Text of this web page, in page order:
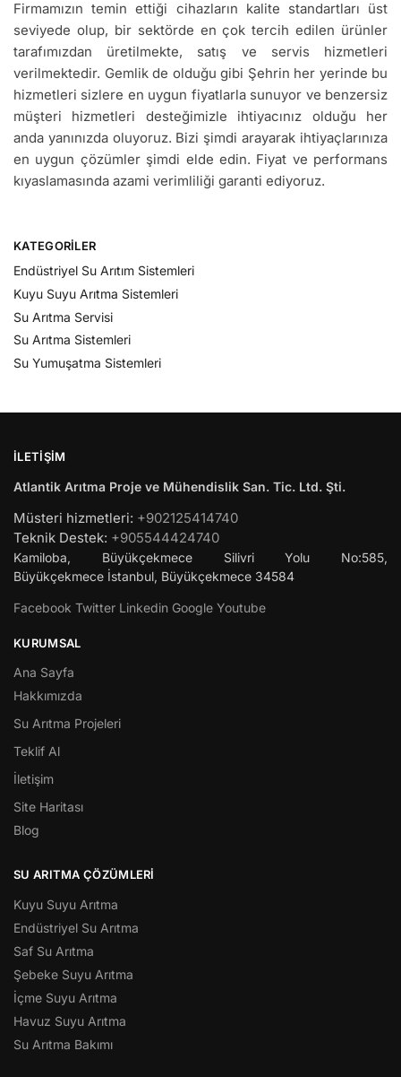
Firmamızın temin ettiği cihazların kalite standartları üst
seviyede olup, bir sektörde en çok tercih edilen ürünler
tarafımızdan üretilmekte, satış ve servis hizmetleri
verilmektedir. Gemlik de olduğu gibi Şehrin her yerinde bu
hizmetleri sizlere en uygun fiyatlarla sunuyor ve benzersiz
müşteri hizmetleri desteğimizle ihtiyacınız olduğu her
anda yanınızda oluyoruz. Bizi şimdi arayarak ihtiyaçlarınıza
en uygun çözümler şimdi elde edin. Fiyat ve performans
kıyaslamasında azami verimliliği garanti ediyoruz.
KATEGORILER
Endüstriyel Su Arıtım Sistemleri
Kuyu Suyu Arıtma Sistemleri
Su Arıtma Servisi
Su Arıtma Sistemleri
Su Yumuşatma Sistemleri
İLETIŞIM
Atlantik Arıtma Proje ve Mühendislik San. Tic. Ltd. Şti.
Müsteri hizmetleri: +902125414740
Teknik Destek: +905544424740
Kamiloba, Büyükçekmece Silivri Yolu No:585,
Büyükçekmece İstanbul, Büyükçekmece 34584
Facebook Twitter Linkedin Google Youtube
KURUMSAL
Ana Sayfa
Hakkımızda
Su Arıtma Projeleri
Teklif Al
İletişim
Site Haritası
Blog
SU ARITMA ÇÖZÜMLERI
Kuyu Suyu Arıtma
Endüstriyel Su Arıtma
Saf Su Arıtma
Şebeke Suyu Arıtma
İçme Suyu Arıtma
Havuz Suyu Arıtma
Su Arıtma Bakımı